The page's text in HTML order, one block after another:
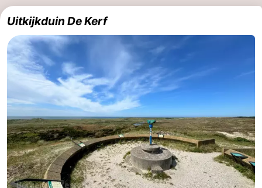
Uitkijkduin De Kerf